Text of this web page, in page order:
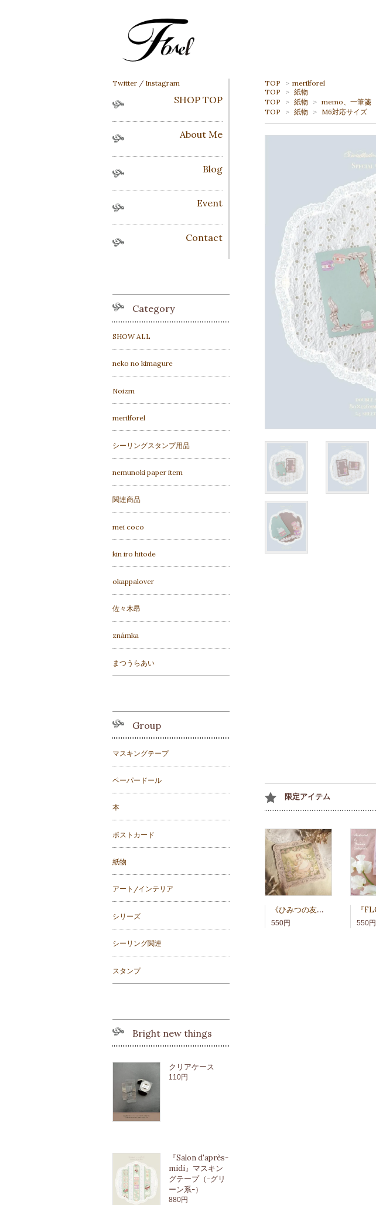
TOP > merilforel
TOP
> 紙物
TOP
> 紙物 > memo、一筆箋
TOP
> 紙物 > M6対応サイズ
限定アイテム
《ひみつの友達》スクエアカード
550円 550円
Twitter / Instagram
SHOP TOP
About Me
Blog
Event
Contact
Category
SHOW ALL
neko no kimagure
Noizm
merilforel
シーリングスタンプ用品
nemunoki paper item
関連商品
mei coco
kin iro hitode
okappalover
佐々木昂
známka
まつうらあい
Group
マスキングテープ
ペーパードール
本
ポストカード
紙物
アート/インテリア
シリーズ
シーリング関連
スタンプ
Bright new things
クリアケース
110円
『Salon d'après-
midi』マスキン
グテープ（-グリ
ーン系-）
880円